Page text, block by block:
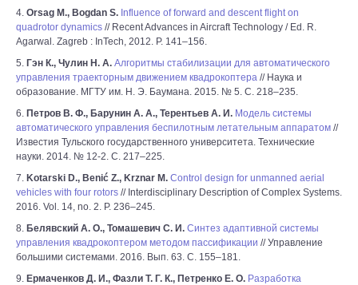
4. Orsag M., Bogdan S. Influence of forward and descent flight on
quadrotor dynamics // Recent Advances in Aircraft Technology / Ed. R.
Agarwal. Zagreb : InTech, 2012. Р. 141–156.
5. Гэн К., Чулин Н. А. Алгоритмы стабилизации для автоматического
управления траекторным движением квадрокоптера // Наука и
образование. МГТУ им. Н. Э. Баумана. 2015. № 5. С. 218–235.
6. Петров В. Ф., Барунин А. А., Терентьев А. И. Модель системы
автоматического управления беспилотным летательным аппаратом //
Известия Тульского государственного университета. Технические
науки. 2014. № 12-2. С. 217–225.
7. Kotarski D., Benić Z., Krznar M. Control design for unmanned aerial
vehicles with four rotors // Interdisciplinary Description of Complex Systems.
2016. Vol. 14, no. 2. P. 236–245.
8. Белявский А. О., Томашевич С. И. Синтез адаптивной системы
управления квадрокоптером методом пассификации // Управление
большими системами. 2016. Вып. 63. С. 155–181.
9. Ермаченков Д. И., Фазли Т. Г. К., Петренко Е. О. Разработка